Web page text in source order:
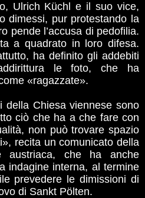
Ulrich Küchl e il suo vice,
dimessi, pur protestando la
pende l’accusa di pedofilia.
a quadrato in loro difesa.
ha definito gli addebiti
le foto, che ha
«ragazzate».
della Chiesa viennese sono
ciò che ha a che fare con
non può trovare spazio
recita un comunicato della
austriaca, che ha anche
indagine interna, al termine
prevedere le dimissioni di
di Sankt Pölten.